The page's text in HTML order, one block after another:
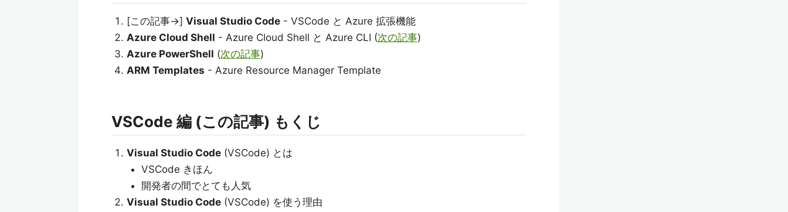
[この記事→] Visual Studio Code- VSCode と Azure 拡張機能
Azure Cloud Shell - Azure Cloud Shell と Azure CLI (次の記事)
Azure PowerShell (次の記事)
ARM Templates - Azure Resource Manager Template
VSCode 編 (この記事) もくじ
Visual Studio Code(VSCode) とは
VSCode きほん
開発者の間でとても人気
Visual Studio Code(VSCode) を使う理由